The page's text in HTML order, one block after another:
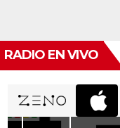
RADIO EN VIVO